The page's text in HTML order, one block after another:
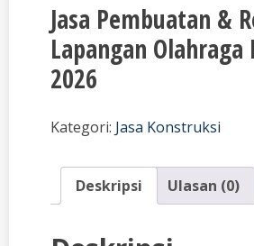
Jasa Pembuatan &
Lapangan Olahraga
2026
Kategori: Jasa Konstruksi
Deskripsi Ulasan (0)